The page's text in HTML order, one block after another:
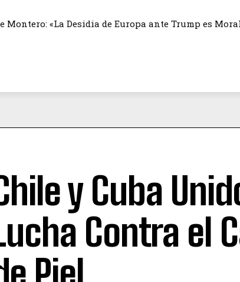
Montero: «La Desidia de Europa ante Trump es
y Cuba
Contra el